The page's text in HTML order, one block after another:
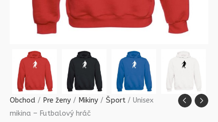
Obchod / Pre ženy / Mikiny / Šport / Unisex
mikina – Futbalový hráč